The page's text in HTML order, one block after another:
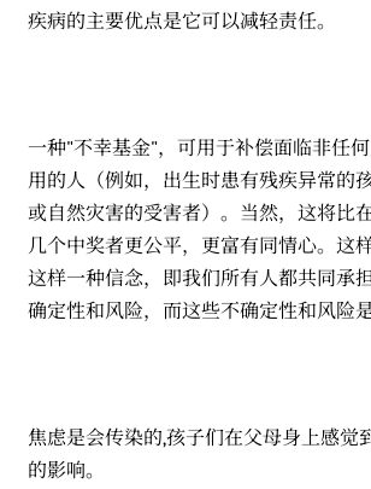
疾病的主要优点是它可以减轻责任。
一种"不幸基金"，可用于补偿面临非任
用的人（例如，出生时患有残疾异常的
或自然灾害的受害者）。当然，这将比
几个中奖者更公平，更富有同情心。这
这样一种信念，即我们所有人都共同承
确定性和风险，而这些不确定性和风险
焦虑是会传染的,孩子们在父母身上感觉
的影响。